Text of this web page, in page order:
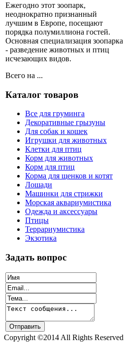
Ежегодно этот зоопарк,
неоднократно признанный
лучшим в Европе, посещают
порядка полумиллиона гостей.
Основная специализация зоопарка
- разведение животных и птиц
исчезающих видов.
Всего на ...
Каталог товаров
Все для груминга
Декоративные грызуны
Для собак и кошек
Игрушки для животных
Клетки для птиц
Корм для животных
Корм для птиц
Корма для щенков и котят
Лошади
Машинки для стрижки
Морская аквариумистика
Одежда и аксессуары
Птицы
Террариумистика
Экзотика
Задать вопрос
Copyright ©2014 All Rights Reserved